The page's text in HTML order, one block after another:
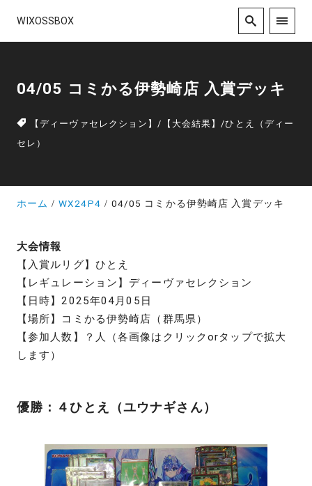
WIXOSSBOX
04/05 コミかる伊勢崎店 入賞デッキ
【ディーヴァセレクション】/ 【大会結果】/ひとえ（ディー
セレ）
ホーム WX24P4 04/05 コミかる伊勢崎店 入賞デッキ
大会情報
【入賞ルリグ】ひとえ
【レギュレーション】ディーヴァセレクション
【日時】2025年04月05日
【場所】コミかる伊勢崎店（群馬県）
【参加人数】？人（各画像はクリックorタップで拡大
します）
優勝：４ひとえ（ユウナギさん）